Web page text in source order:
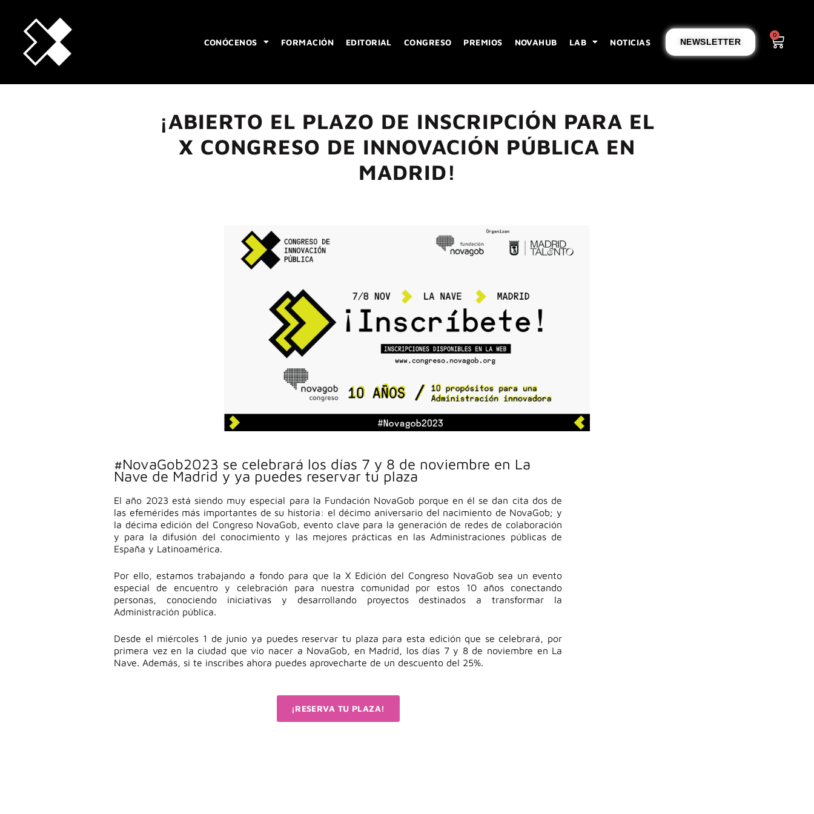
CONÓCENOS FORMACIÓN EDITORIAL CONGRESO PREMIOS NOVAHUB LAB NOTICIAS NEWSLETTER
0
¡ABIERTO EL PLAZO DE INSCRIPCIÓN PARA EL
X CONGRESO DE INNOVACIÓN PÚBLICA EN
MADRID!
#NovaGob2023 se celebrará los días 7 y 8 de noviembre en La
Nave de Madrid y ya puedes reservar tu plaza
El año 2023 está siendo muy especial para la Fundación NovaGob porque en él se dan cita dos de
las efemérides más importantes de su historia: el décimo aniversario del nacimiento de NovaGob; y
la décima edición del Congreso NovaGob, evento clave para la generación de redes de colaboración
y para la difusión del conocimiento y las mejores prácticas en las Administraciones públicas de
España y Latinoamérica.
Por ello, estamos trabajando a fondo para que la X Edición del Congreso NovaGob sea un evento
especial de encuentro y celebración para nuestra comunidad por estos 10 años conectando
personas, conociendo iniciativas y desarrollando proyectos destinados a transformar la
Administración pública.
Desde el miércoles 1 de junio ya puedes reservar tu plaza para esta edición que se celebrará, por
primera vez en la ciudad que vio nacer a NovaGob, en Madrid, los días 7 y 8 de noviembre en La
Nave. Además, si te inscribes ahora puedes aprovecharte de un descuento del 25%.
¡RESERVA TU PLAZA!